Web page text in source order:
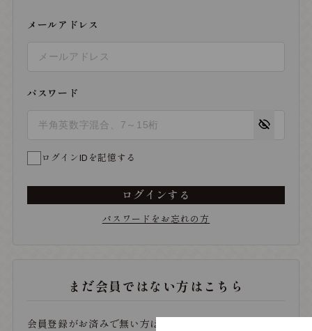
メールアドレス
パスワード
ログインIDを記憶する
ログインする
パスワードをお忘れの方
まだ会員ではない方はこちら
会員登録がお済みで無い方は、こちらから登録をお願い